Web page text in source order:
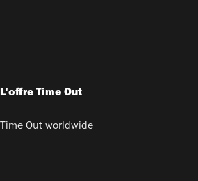
L'offre Time Out
Time Out worldwide